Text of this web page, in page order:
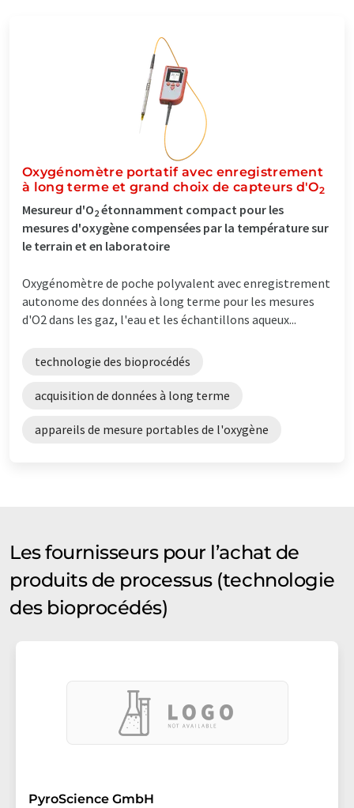
Oxygénomètre portatif avec enregistrement
à long terme et grand choix de capteurs d'O2
Mesureur d'O2 étonnamment compact pour les
mesures d'oxygène compensées par la température sur
le terrain et en laboratoire
Oxygénomètre de poche polyvalent avec enregistrement
autonome des données à long terme pour les mesures
d'O2 dans les gaz, l'eau et les échantillons aqueux...
technologie des bioprocédés
acquisition de données à long terme
appareils de mesure portables de l'oxygène
Les fournisseurs pour l’achat de
produits de processus (technologie
des bioprocédés)
PyroScience GmbH